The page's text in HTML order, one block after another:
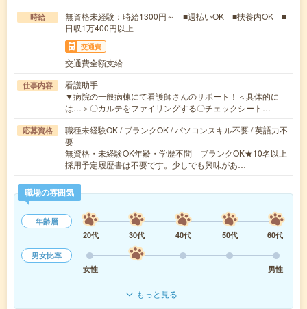
時給
無資格未経験：時給1300円～ ■週払いOK ■扶養内OK ■
日収1万400円以上
交通費
交通費全額支給
仕事内容
看護助手
▼病院の一般病棟にて看護師さんのサポート！＜具体的に
は…＞〇カルテをファイリングする〇チェックシート…
応募資格
職種未経験OK / ブランクOK / パソコンスキル不要 / 英語力不
要
無資格・未経験OK年齢・学歴不問 ブランクOK★10名以上
採用予定履歴書は不要です。少しでも興味があ…
職場の雰囲気
年齢層
20代
30代 40代 50代
60代
男女比率
女性
男性
もっと見る